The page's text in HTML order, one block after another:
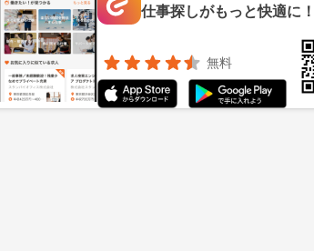
仕事探しがもっと快適に！
無料